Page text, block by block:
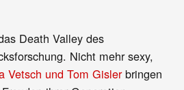
Death Valley des
Nicht mehr sexy,
Vetsch und Tom Gislerbringen